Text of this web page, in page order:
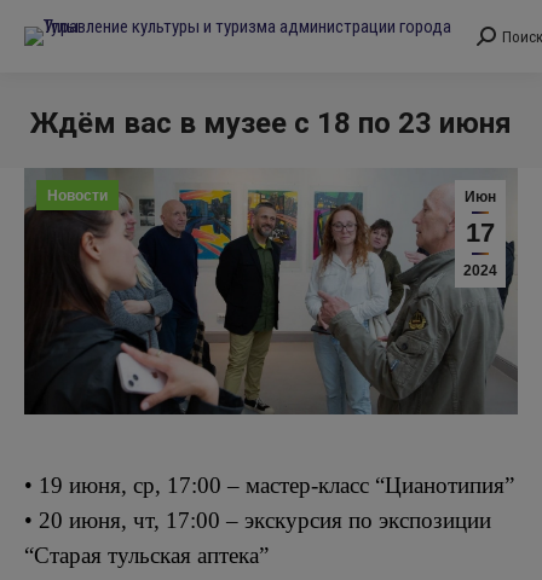
Поиск:
Поиск
Ждём вас в музее с 18 по 23 июня
Июн
17
2024
Новости
• 19 июня, ср, 17:00 – мастер-класс “Цианотипия”
• 20 июня, чт, 17:00 – экскурсия по экспозиции
“Старая тульская аптека”